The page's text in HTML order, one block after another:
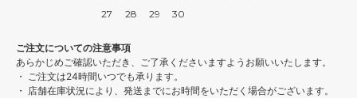
27
28 29 30
ご注文についての注意事項
あらかじめご確認いただき、ご了承くださいますようお願いいたします。
・ ご注文は24時間いつでも承ります。
・ 店舗在庫状況により、発送までにお時間をいただく場合がございます。